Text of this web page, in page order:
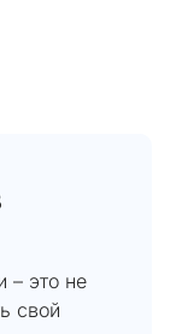
– это не
свой